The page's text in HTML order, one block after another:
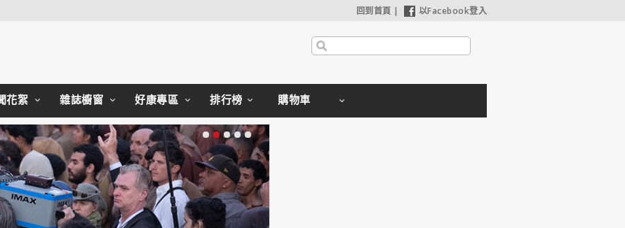
回到首頁 | 以Facebook登入
花絮 雜誌櫥窗 好康專區 排行榜 購物車